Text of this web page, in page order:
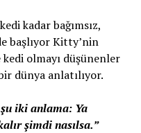
kadar bağımsız,
başlıyor Kitty’nin
olmayı düşünenler
dünya anlatılıyor.
iki anlama: Ya
şimdi nasılsa.”